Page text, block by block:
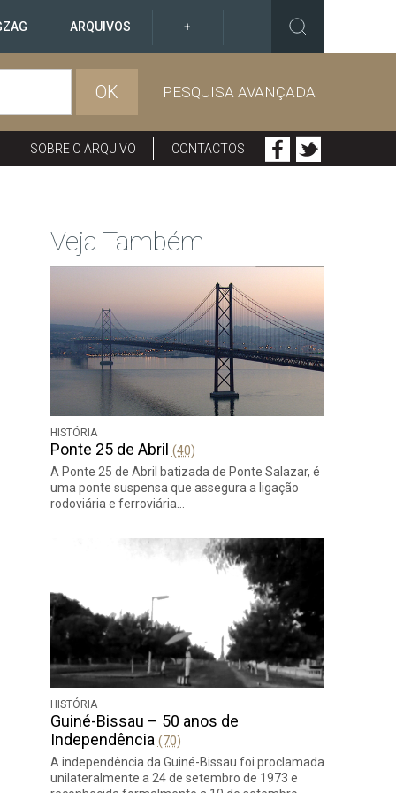
ARQUIVOS +
OK PESQUISA AVANÇADA
SOBRE O ARQUIVO CONTACTOS
Veja Também
HISTÓRIA
Ponte 25 de Abril (40)
A Ponte 25 de Abril batizada de Ponte Salazar, é
uma ponte suspensa que assegura a ligação
rodoviária e ferroviária…
HISTÓRIA
Guiné-Bissau – 50 anos de
Independência (70)
A independência da Guiné-Bissau foi proclamada
unilateralmente a 24 de setembro de 1973 e